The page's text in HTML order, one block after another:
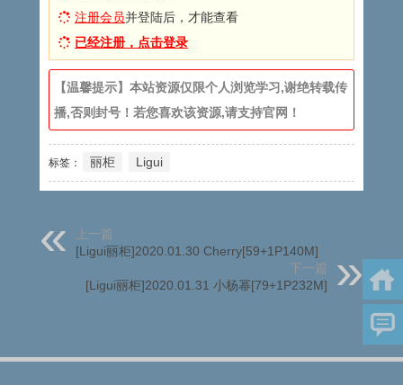
注册会员并登陆后，才能查看
已经注册，点击登录
【温馨提示】本站资源仅限个人浏览学习,谢绝转载传
播,否则封号！若您喜欢该资源,请支持官网！
标签： 丽柜 Ligui
上一篇
[Ligui丽柜]2020.01.30 Cherry[59+1P140M]
下一篇
[Ligui丽柜]2020.01.31 小杨幂[79+1P232M]